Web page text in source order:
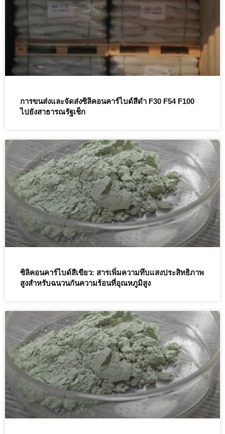
การขนส่งและจัดส่งซิลิคอนคาร์ไบด์สีดำ F30 F54 F100
ไปยังสาธารณรัฐเช็ก
ซิลิคอนคาร์ไบด์สีเขียว: สารเพิ่มความทึบแสงประสิทธิภาพ
สูงสำหรับฉนวนกันความร้อนที่อุณหภูมิสูง